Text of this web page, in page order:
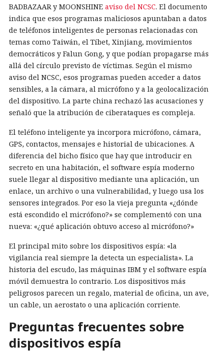
BADBAZAAR y MOONSHINE aviso del NCSC. El documento
indica que esos programas maliciosos apuntaban a datos
de teléfonos inteligentes de personas relacionadas con
temas como Taiwán, el Tíbet, Xinjiang, movimientos
democráticos y Falun Gong, y que podían propagarse más
allá del círculo previsto de víctimas. Según el mismo
aviso del NCSC, esos programas pueden acceder a datos
sensibles, a la cámara, al micrófono y a la geolocalización
del dispositivo. La parte china rechazó las acusaciones y
señaló que la atribución de ciberataques es compleja.
El teléfono inteligente ya incorpora micrófono, cámara,
GPS, contactos, mensajes e historial de ubicaciones. A
diferencia del bicho físico que hay que introducir en
secreto en una habitación, el software espía moderno
suele llegar al dispositivo mediante una aplicación, un
enlace, un archivo o una vulnerabilidad, y luego usa los
sensores integrados. Por eso la vieja pregunta «¿dónde
está escondido el micrófono?» se complementó con una
nueva: «¿qué aplicación obtuvo acceso al micrófono?»
El principal mito sobre los dispositivos espía: «la
vigilancia real siempre la detecta un especialista». La
historia del escudo, las máquinas IBM y el software espía
móvil demuestra lo contrario. Los dispositivos más
peligrosos parecen un regalo, material de oficina, un ave,
un cable, un aerostato o una aplicación corriente.
Preguntas frecuentes sobre
dispositivos espía